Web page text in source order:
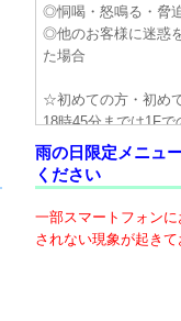
◎恫喝・怒鳴る・脅
◎他のお客様に迷惑
た場合
☆初めての方・初め
18時45分までは1F
降は直接エレベータ
☆診察の有無にかか
確認させて頂いてお
うお願い致します。
雨の日限定メニュ
ください
一部スマートフォン
されない現象が起きて